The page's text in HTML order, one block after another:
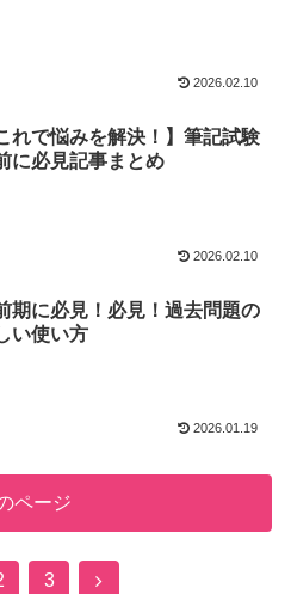
2026.02.10
れで悩みを解決！】筆記試験
に必見記事まとめ
2026.02.10
期に必見！必見！過去問題の
い使い方
2026.01.19
ページ
3 次